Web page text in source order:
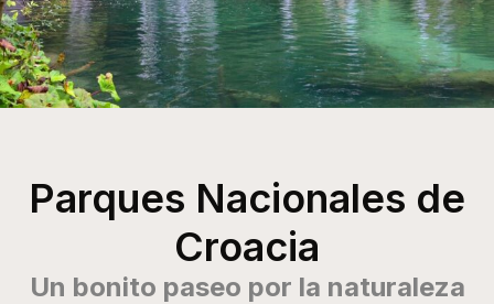
Parques Nacionales de
Croacia
Un bonito paseo por la naturaleza